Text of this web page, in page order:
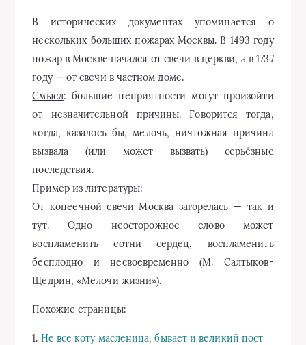
В исторических документах упоминается о
нескольких больших пожарах Москвы. В 1493 году
пожар в Москве начался от свечи в церкви, а в 1737
году — от свечи в частном доме.
Смысл: большие неприятности могут произойти
от незначительной причины. Говорится тогда,
когда, казалось бы, мелочь, ничтожная причина
вызвала (или может вызвать) серьёзные
последствия.
Пример из литературы:
От копеечной свечи Москва загорелась — так и
тут. Одно неосторожное слово может
воспламенить сотни сердец, воспламенить
бесплодно и несвоевременно (М. Салтыков-
Щедрин, «Мелочи жизни»).
Похожие страницы:
1. Не все коту масленица, бывает и великий пост